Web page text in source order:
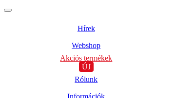
Hírek
Webshop
Akciós termékek
ÚJ
Rólunk
Információk